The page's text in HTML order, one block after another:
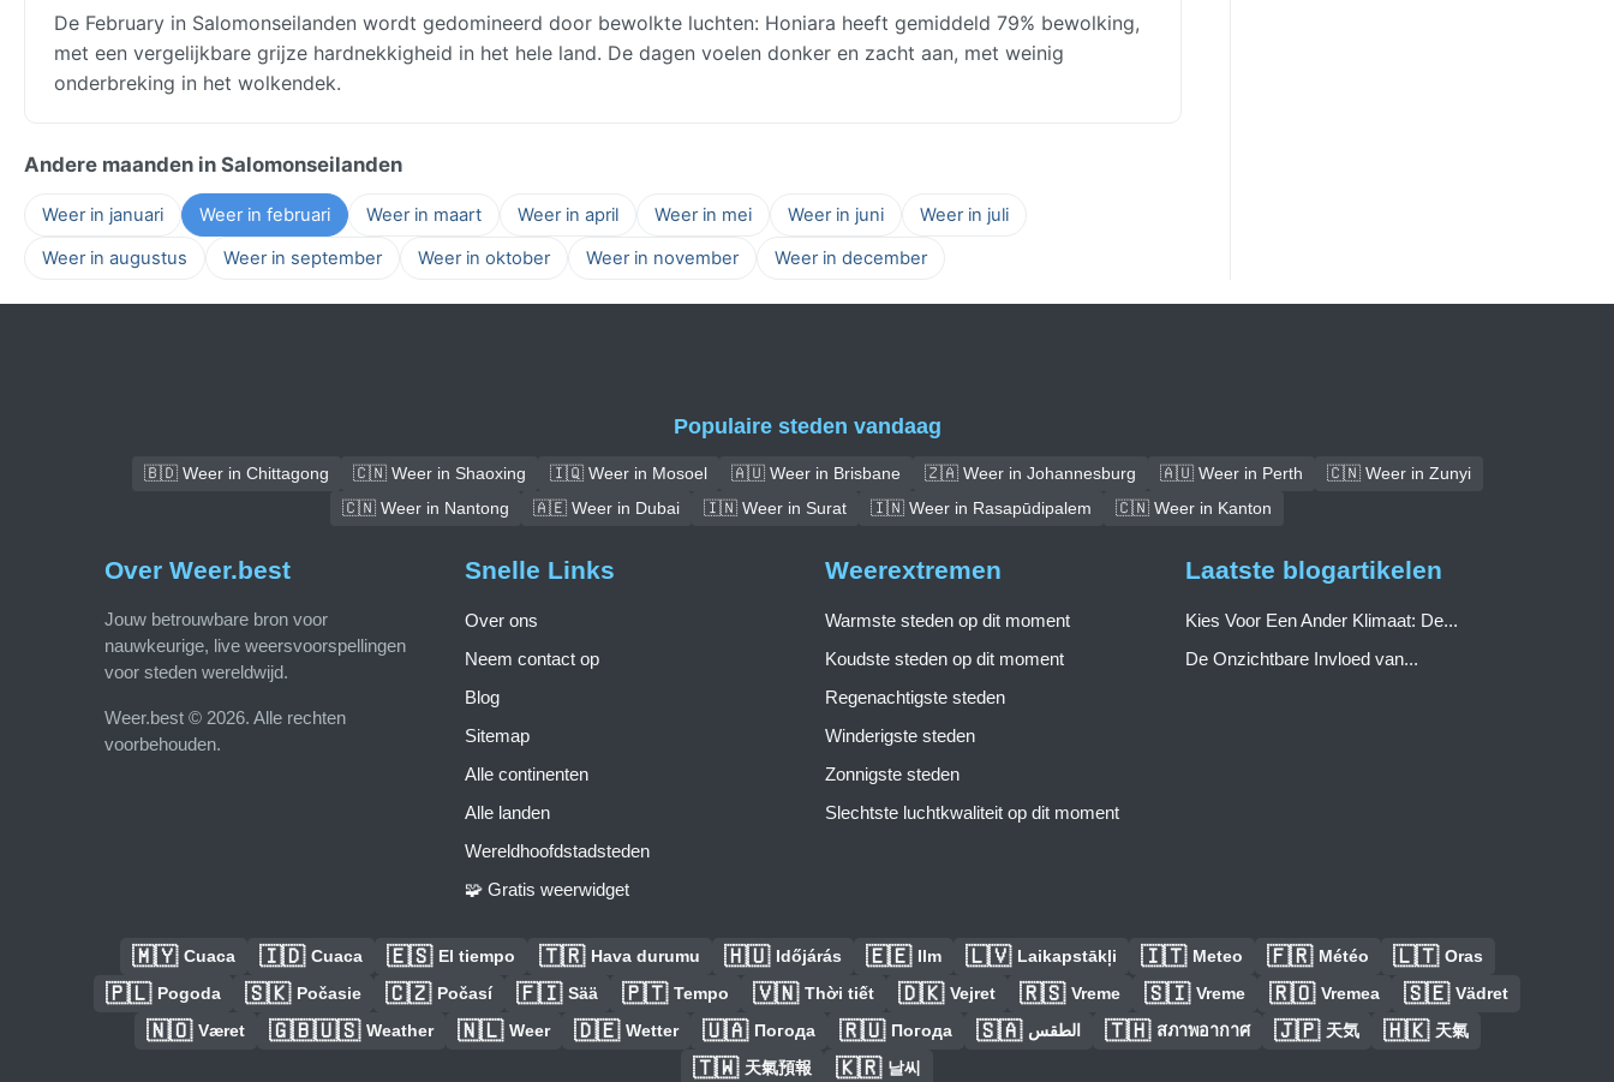
De February in Salomonseilanden wordt gedomineerd door bewolkte luchten: Honiara heeft gemiddeld 79% bewolking,
met een vergelijkbare grijze hardnekkigheid in het hele land. De dagen voelen donker en zacht aan, met weinig
onderbreking in het wolkendek.
Andere maanden in Salomonseilanden
Weer in januari Weer in februari Weer in maart Weer in april Weer in mei Weer in juni
Weer in juli
Weer in augustus
Weer in september Weer in oktober Weer in november Weer in december
Populaire steden vandaag
🇧🇩 Weer in Chittagong 🇨🇳 Weer in Shaoxing 🇮🇶 Weer in Mosoel 🇦🇺 Weer in Brisbane 🇿🇦 Weer in Johannesburg 🇦🇺 Weer in Perth
🇨🇳 Weer in Zunyi
🇨🇳 Weer in Nantong
🇦🇪 Weer in Dubai 🇮🇳 Weer in Surat 🇮🇳 Weer in Rasapūdipalem 🇨🇳 Weer in Kanton
Over Weer.best
Jouw betrouwbare bron voor
nauwkeurige, live weersvoorspellingen
voor steden wereldwijd.
Weer.best © 2026. Alle rechten
voorbehouden.
Snelle Links
Over ons
Neem contact op
Blog
Sitemap
Alle continenten
Alle landen
Wereldhoofdstadsteden
🧩 Gratis weerwidget
Weerextremen
Warmste steden op dit moment
Koudste steden op dit moment
Regenachtigste steden
Winderigste steden
Zonnigste steden
Slechtste luchtkwaliteit op dit moment
Laatste blogartikelen
Kies Voor Een Ander Klimaat: De...
De Onzichtbare Invloed van...
🇲🇾 Cuaca 🇮🇩 Cuaca 🇪🇸 El tiempo 🇹🇷 Hava durumu 🇭🇺 Időjárás 🇪🇪 Ilm 🇱🇻 Laikapstākļi 🇮🇹 Meteo 🇫🇷 Météo 🇱🇹 Oras
🇵🇱 Pogoda 🇸🇰 Počasie 🇨🇿 Počasí 🇫🇮 Sää 🇵🇹 Tempo 🇻🇳 Thời tiết 🇩🇰 Vejret 🇷🇸 Vreme 🇸🇮 Vreme 🇷🇴 Vremea 🇸🇪 Vädret
🇳🇴 Været 🇬🇧🇺🇸 Weather 🇳🇱 Weer 🇩🇪 Wetter 🇺🇦 Погода 🇷🇺 Погода 🇸🇦 الطقس 🇹🇭 สภาพอากาศ 🇯🇵 天気 🇭🇰 天氣
🇹🇼 天氣預報 🇰🇷 날씨